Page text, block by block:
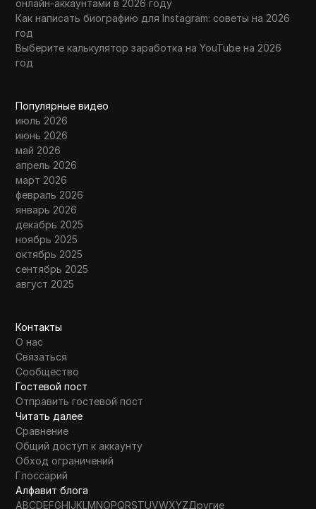
онлайн-аккаунтами в 2026 году
Как написать биографию для Instagram: советы на 2026
год
Выберите калькулятор заработка на YouTube на 2026
год
Популярные видео
июль 2026
июнь 2026
май 2026
апрель 2026
март 2026
февраль 2026
январь 2026
декабрь 2025
ноябрь 2025
октябрь 2025
сентябрь 2025
август 2025
Контакты
О нас
Связаться
Сообщество
Гостевой пост
Отправить гостевой пост
Читать далее
Сравнение
Общий доступ к аккаунту
Обход ограничений
Глоссарий
Алфавит блога
ABCDEFGHIJKLMNOPQRSTUVWXYZДругие